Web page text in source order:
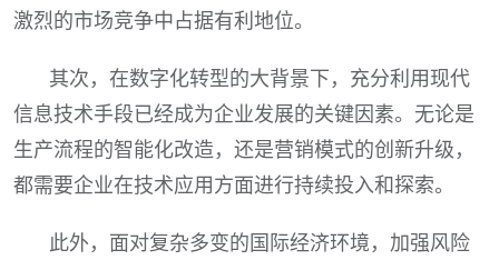
激烈的市场竞争中占据有利地位。
其次，在数字化转型的大背景下，充分利用现代
信息技术手段已经成为企业发展的关键因素。无论是
生产流程的智能化改造，还是营销模式的创新升级，
都需要企业在技术应用方面进行持续投入和探索。
此外，面对复杂多变的国际经济环境，加强风险